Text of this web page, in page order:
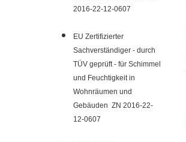
2016-22-12-0607
EU Zertifizierter
Sachverständiger - durch
TÜV geprüft - für Schimmel
und Feuchtigkeit in
Wohnräumen und
Gebäuden ZN 2016-22-
12-0607